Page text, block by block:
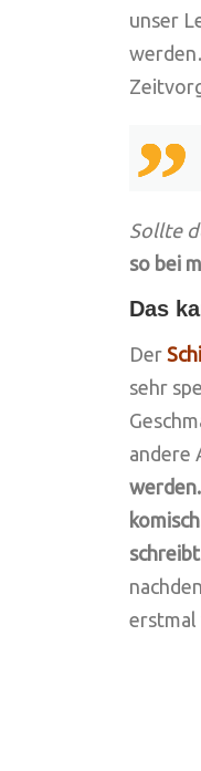
unser
Sollte
so bei
Das
Der
sehr
andere
erstmal